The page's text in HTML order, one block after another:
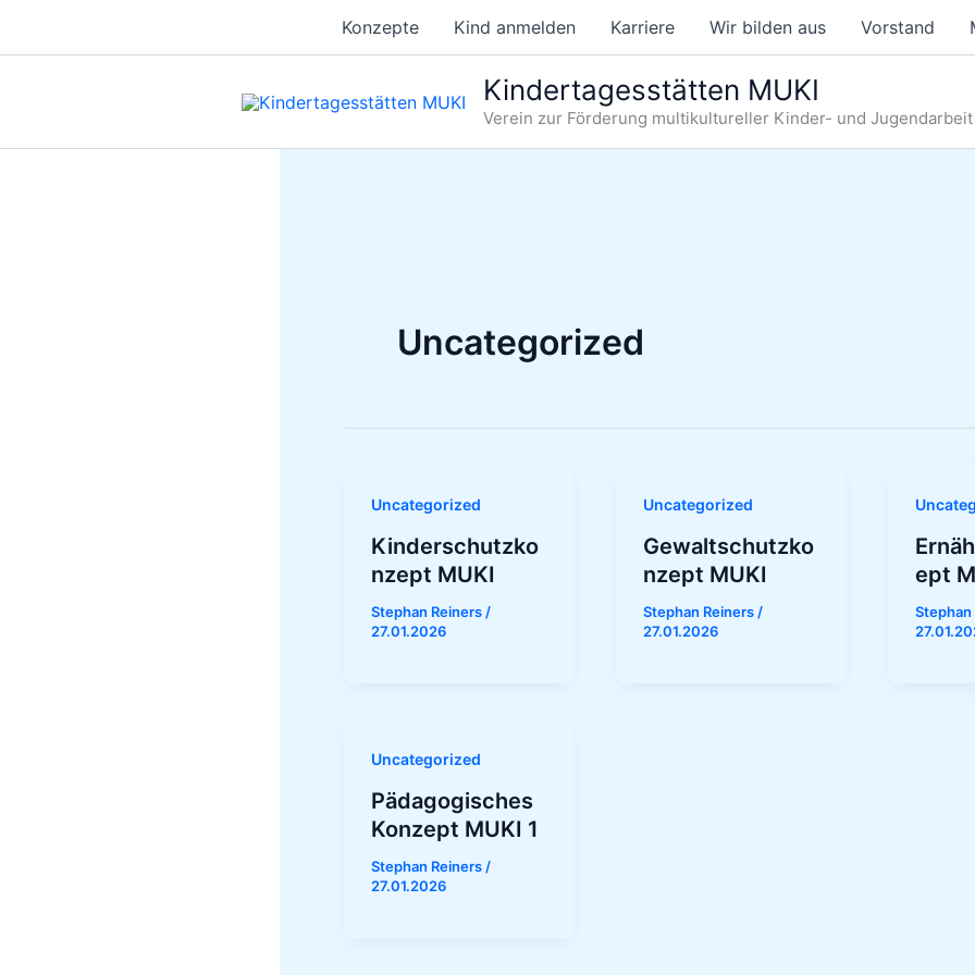
Konzepte Kind anmelden Karriere Wir bilden aus Vorstand
Kindertagesstätten MUKI
Verein zur Förderung multikultureller Kinder- und Jugendarbeit
Uncategorized
Uncategorized
Kinderschutzko
nzept MUKI
Stephan Reiners /
27.01.2026
Uncategorized
Gewaltschutzko
nzept MUKI
Stephan Reiners /
27.01.2026
ept
Stephan
Uncategorized
Pädagogisches
Konzept MUKI 1
Stephan Reiners /
27.01.2026